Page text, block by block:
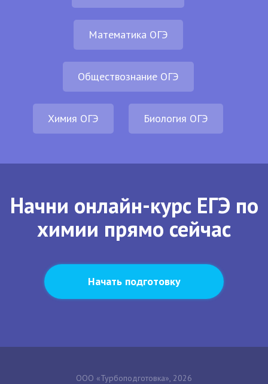
Математика ОГЭ
Обществознание ОГЭ
Химия ОГЭ Биология ОГЭ
Начни онлайн-курс ЕГЭ по
химии прямо сейчас
Начать подготовку
ООО «Турбоподготовка», 2026